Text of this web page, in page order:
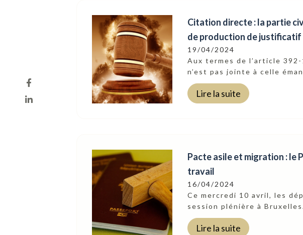
Citation directe : la partie
de production de
19/04/2024
Aux termes de l’article
n’est pas jointe à celle
Lire la suite
Pacte asile et migration : le
travail
16/04/2024
Ce mercredi 10 avril, les
session plénière à
Lire la suite